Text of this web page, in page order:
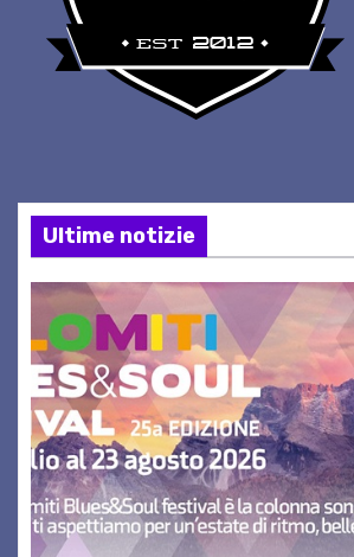
Ultime notizie